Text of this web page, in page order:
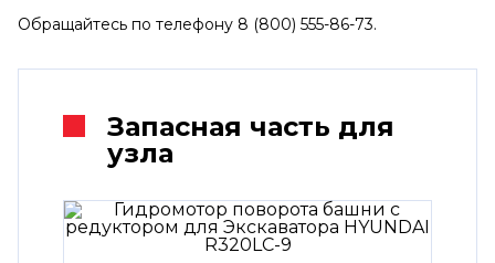
Обращайтесь по телефону 8 (800) 555-86-73.
Запасная часть для
узла